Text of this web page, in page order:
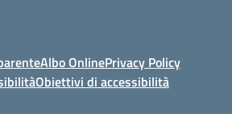
Albo OnlinePrivacy Policy
Obiettivi di accessibilità